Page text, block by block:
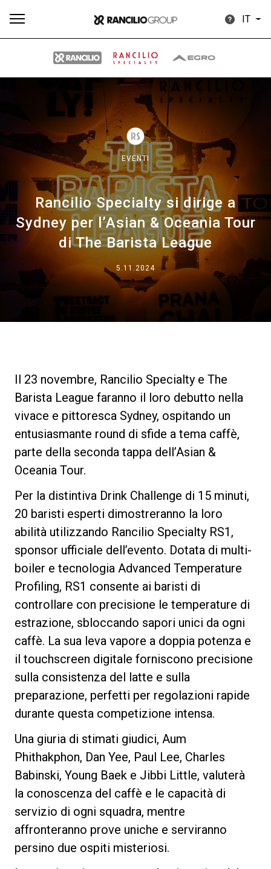
IT
EVENTI
Rancilio Specialty si dirige a
Sydney per l’Asian & Oceania Tour
di The Barista League
5.11.2024
Il 23 novembre, Rancilio Specialty e The
Barista League faranno il loro debutto nella
vivace e pittoresca Sydney, ospitando un
entusiasmante round di sfide a tema caffè,
parte della seconda tappa dell’Asian &
Oceania Tour.
Per la distintiva Drink Challenge di 15 minuti,
20 baristi esperti dimostreranno la loro
abilità utilizzando Rancilio Specialty RS1,
sponsor ufficiale dell’evento. Dotata di multi-
boiler e tecnologia Advanced Temperature
Profiling, RS1 consente ai baristi di
controllare con precisione le temperature di
estrazione, sbloccando sapori unici da ogni
caffè. La sua leva vapore a doppia potenza e
il touchscreen digitale forniscono precisione
sulla consistenza del latte e sulla
preparazione, perfetti per regolazioni rapide
durante questa competizione intensa.
Una giuria di stimati giudici, Aum
Phithakphon, Dan Yee, Paul Lee, Charles
Babinski, Young Baek e Jibbi Little, valuterà
la conoscenza del caffè e le capacità di
servizio di ogni squadra, mentre
affronteranno prove uniche e serviranno
persino due ospiti misteriosi.
Prodotti Download
Brand
Il gruppo
I nostri Lab
Sostenibilità
Connect
Contattaci
Privacy Policy